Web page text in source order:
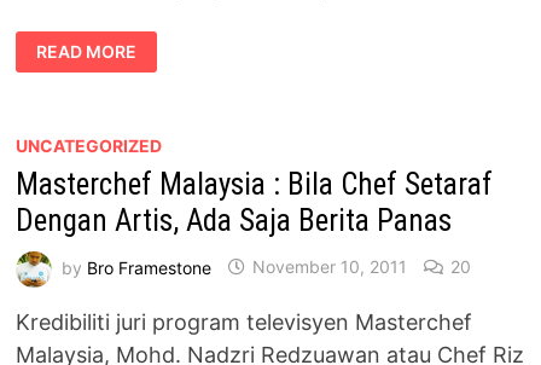
NAK
MASAK
APA
READ MORE
UNCATEGORIZED
Masterchef Malaysia : Bila Chef Setaraf
Dengan Artis, Ada Saja Berita Panas
by Bro Framestone November 10, 2011 20
Kredibiliti juri program televisyen Masterchef
Malaysia, Mohd. Nadzri Redzuawan atau Chef Riz